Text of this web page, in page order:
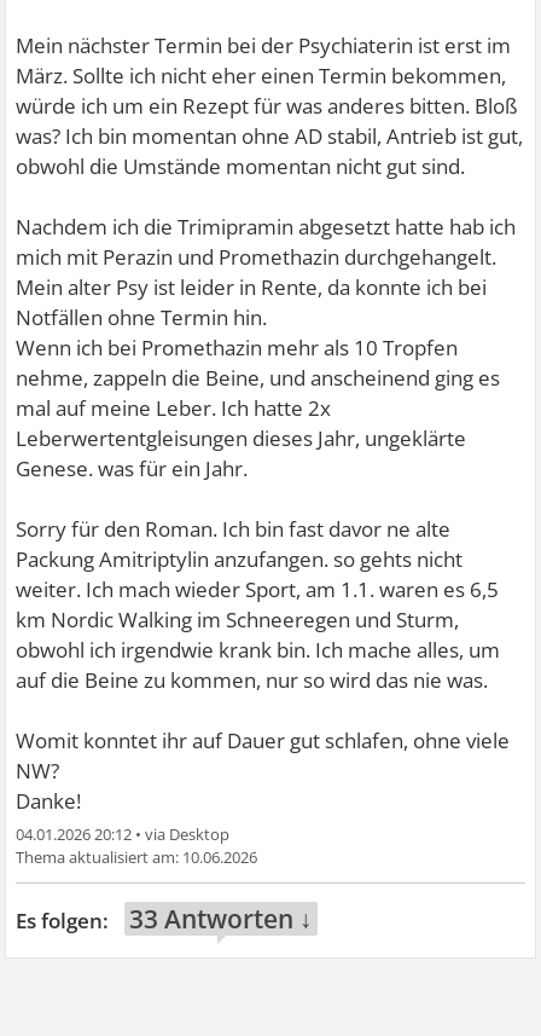
Mein nächster Termin bei der Psychiaterin ist erst im
März. Sollte ich nicht eher einen Termin bekommen,
würde ich um ein Rezept für was anderes bitten. Bloß
was? Ich bin momentan ohne AD stabil, Antrieb ist gut,
obwohl die Umstände momentan nicht gut sind.
Nachdem ich die Trimipramin abgesetzt hatte hab ich
mich mit Perazin und Promethazin durchgehangelt.
Mein alter Psy ist leider in Rente, da konnte ich bei
Notfällen ohne Termin hin.
Wenn ich bei Promethazin mehr als 10 Tropfen
nehme, zappeln die Beine, und anscheinend ging es
mal auf meine Leber. Ich hatte 2x
Leberwertentgleisungen dieses Jahr, ungeklärte
Genese. was für ein Jahr.
Sorry für den Roman. Ich bin fast davor ne alte
Packung Amitriptylin anzufangen. so gehts nicht
weiter. Ich mach wieder Sport, am 1.1. waren es 6,5
km Nordic Walking im Schneeregen und Sturm,
obwohl ich irgendwie krank bin. Ich mache alles, um
auf die Beine zu kommen, nur so wird das nie was.
Womit konntet ihr auf Dauer gut schlafen, ohne viele
NW?
Danke!
04.01.2026 20:12 •
10.06.2026
33 Antworten ↓